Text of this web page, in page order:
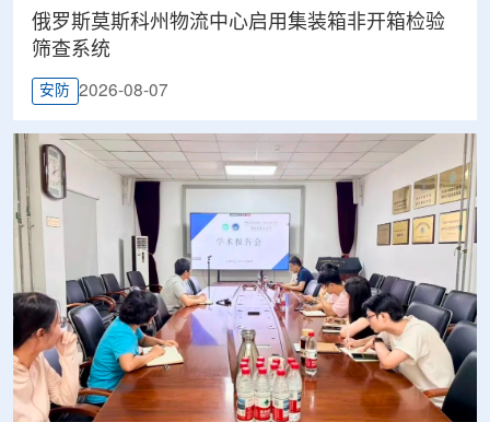
俄罗斯莫斯科州物流中心启用集装箱非开箱检验
筛查系统
安防 2026-08-07